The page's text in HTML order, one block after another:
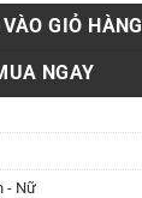
GIỎ HÀNG
NGAY
- Nữ